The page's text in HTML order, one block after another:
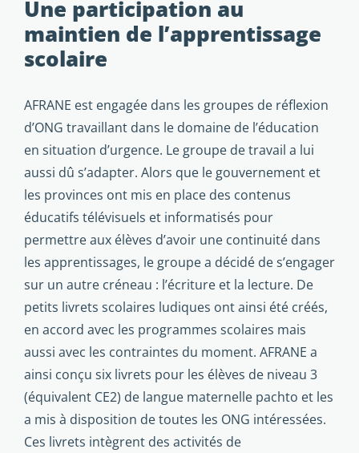
Une participation au
maintien de l’apprentissage
scolaire
AFRANE est engagée dans les groupes de réflexion
d’ONG travaillant dans le domaine de l’éducation
en situation d’urgence. Le groupe de travail a lui
aussi dû s’adapter. Alors que le gouvernement et
les provinces ont mis en place des contenus
éducatifs télévisuels et informatisés pour
permettre aux élèves d’avoir une continuité dans
les apprentissages, le groupe a décidé de s’engager
sur un autre créneau : l’écriture et la lecture. De
petits livrets scolaires ludiques ont ainsi été créés,
en accord avec les programmes scolaires mais
aussi avec les contraintes du moment. AFRANE a
ainsi conçu six livrets pour les élèves de niveau 3
(équivalent CE2) de langue maternelle pachto et les
a mis à disposition de toutes les ONG intéressées.
Ces livrets intègrent des activités de